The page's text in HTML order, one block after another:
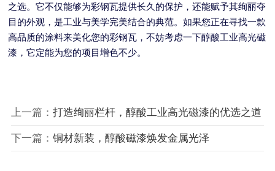
之选。它不仅能够为彩钢瓦提供长久的保护，还能赋予其绚丽夺
目的外观，是工业与美学完美结合的典范。如果您正在寻找一款
高品质的涂料来美化您的彩钢瓦，不妨考虑一下醇酸工业高光磁
漆，它定能为您的项目增色不少。
上一篇： 打造绚丽栏杆，醇酸工业高光磁漆的优选之道
下一篇： 铜材新装，醇酸磁漆焕发金属光泽